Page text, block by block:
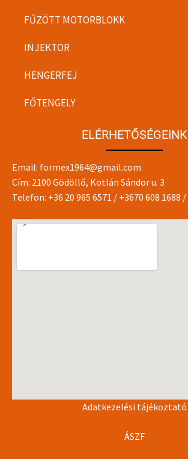
FŰZÖTT MOTORBLOKK
INJEKTOR
HENGERFEJ
FŐTENGELY
ELÉRHETŐSÉGEINK
Email: formex1964@gmail.com
Cím: 2100 Gödöllő, Kotlán Sándor u. 3
Telefon: +36 20 965 6571 / +3670 608 1688 /
Adatkezelési tájékoztató
ÁSZF